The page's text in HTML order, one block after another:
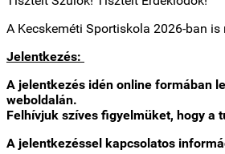
A Kecskeméti Sportiskola 2026-ban
Jelentkezés:
A jelentkezés idén online formában
weboldalán.
Felhívjuk szíves figyelmüket, hogy a
A jelentkezéssel kapcsolatos